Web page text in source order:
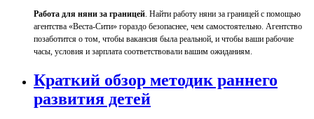
Работа для няни за границей. Найти работу няни за границей с помощью
агентства «Веста-Сити» гораздо безопаснее, чем самостоятельно. Агентство
позаботится о том, чтобы вакансия была реальной, и чтобы ваши рабочие
часы, условия и зарплата соответствовали вашим ожиданиям.
Краткий обзор методик раннего
развития детей